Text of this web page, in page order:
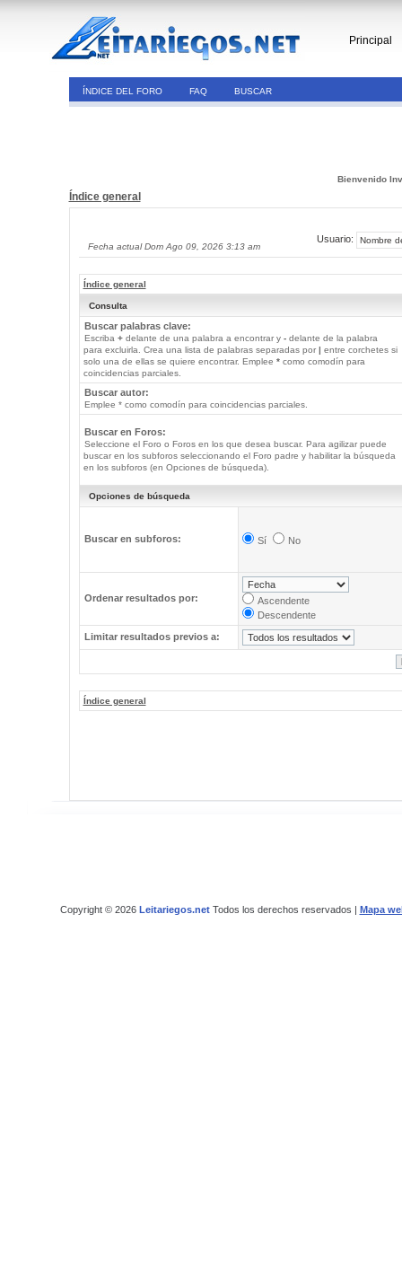
Principal
ÍNDICE DEL FORO FAQ BUSCAR
Bienvenido
Índice general
Fecha actual Dom Ago 09, 2026 3:13 am
Usuario:
Índice general
Consulta
Buscar palabras clave:
Escriba +delante de una palabra a encontrar y -delante de la palabra
para excluirla. Crea una lista de palabras separadas por | entre corchetes si
solo una de ellas se quiere encontrar. Emplee *como comodín para
coincidencias parciales.
Buscar autor:
Emplee * como comodín para coincidencias parciales.
Buscar en Foros:
Seleccione el Foro o Foros en los que desea buscar. Para agilizar puede
buscar en los subforos seleccionando el Foro padre y habilitar la búsqueda
en los subforos (en Opciones de búsqueda).
Opciones de búsqueda
Buscar en subforos: Sí No
Ordenar resultados por:
Ascendente
Descendente
Limitar resultados previos a:
Índice general
Copyright © 2026 Leitariegos.netTodos los derechos reservados | Mapa